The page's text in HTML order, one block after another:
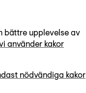
bättre upplevelse av
använder kakor
nödvändiga kakor
dröjer 20 år
och